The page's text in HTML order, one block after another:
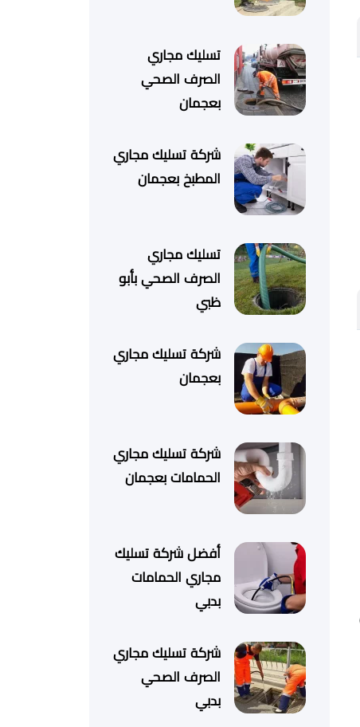
تسليك مجاري
الصرف الصحي
بعجمان
شركة تسليك مجاري
المطبخ بعجمان
تسليك مجاري
الصرف الصحي بأبو
ظبي
شركة تسليك مجاري
بعجمان
شركة تسليك مجاري
الحمامات بعجمان
أفضل شركة تسليك
مجاري الحمامات
بدبي
شركة تسليك مجاري
الصرف الصحي
بدبي